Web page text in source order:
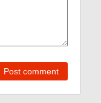
Post comment